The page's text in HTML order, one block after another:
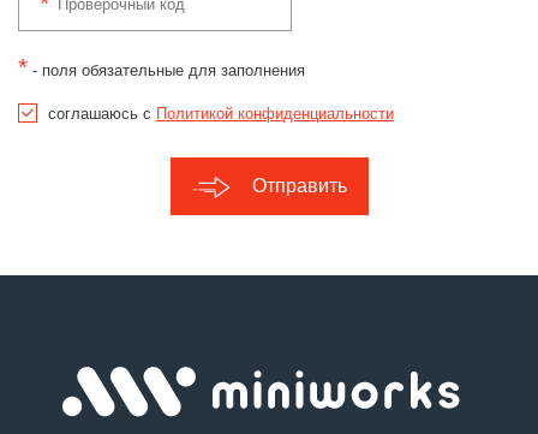
* - поля обязательные для заполнения
соглашаюсь с Политикой конфиденциальности
Отправить